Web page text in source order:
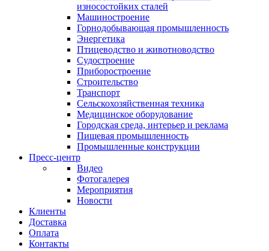
износостойких сталей
Машиностроение
Горнодобывающая промышленность
Энергетика
Птицеводство и животноводство
Судостроение
Приборостроение
Строительство
Транспорт
Сельскохозяйственная техника
Медицинское оборудование
Городская среда, интерьер и реклама
Пищевая промышленность
Промышленные конструкции
Пресс-центр
Видео
Фотогалерея
Мероприятия
Новости
Клиенты
Доставка
Оплата
Контакты